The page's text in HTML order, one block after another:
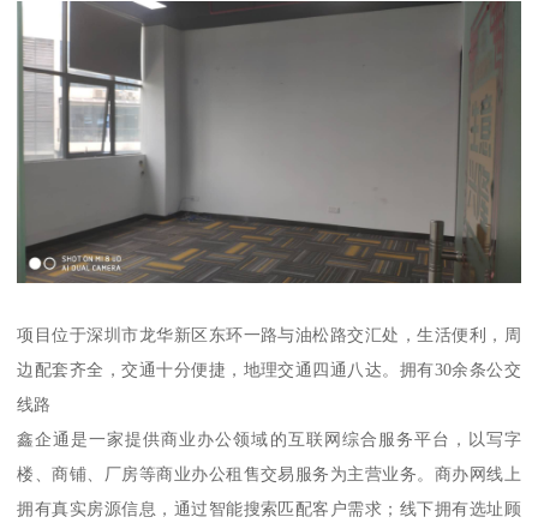
项目位于深圳市龙华新区东环一路与油松路交汇处，生活便利，周
边配套齐全，交通十分便捷，地理交通四通八达。拥有30余条公交
线路
鑫企通是一家提供商业办公领域的互联网综合服务平台，以写字
楼、商铺、厂房等商业办公租售交易服务为主营业务。商办网线上
拥有真实房源信息，通过智能搜索匹配客户需求；线下拥有选址顾